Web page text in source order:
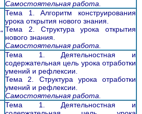
Самостоятельная работа.
"
Тема 1. Алгоритм конструирования
урока открытия нового знания.
Тема 2. Структура урока открытия
нового знания.
Самостоятельная работа.
Тема 1. Деятельностная и
содержательная цель урока отработки
умений и рефлексии.
Тема 2. Структура урока отработки
умений и рефлексии.
Самостоятельная работа.
Тема 1. Деятельностная и